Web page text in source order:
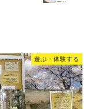
遊ぶ・体験する